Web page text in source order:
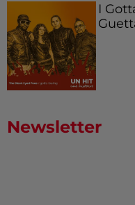
I
Newsletter